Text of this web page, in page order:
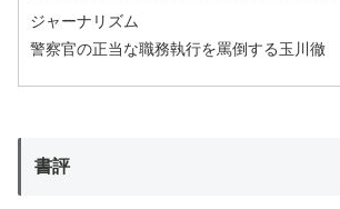
ジャーナリズム
警察官の正当な職務執行を罵倒する玉川徹
書評